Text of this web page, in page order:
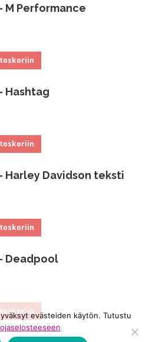
M Performance
Hashtag
Harley Davidson teksti
Deadpool
evästeiden käytön. Tutustu